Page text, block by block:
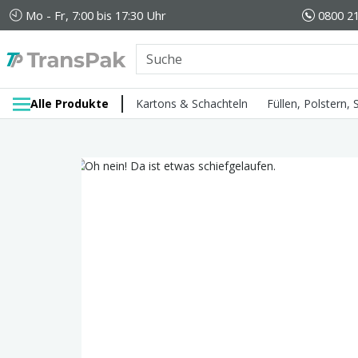
Mo - Fr, 7:00 bis 17:30 Uhr 0800
Alle Produkte Kartons & Schachteln Füllen, Polstern,